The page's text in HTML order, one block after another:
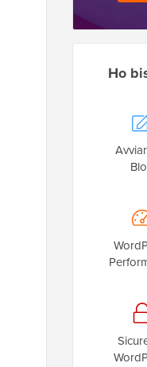
Ho